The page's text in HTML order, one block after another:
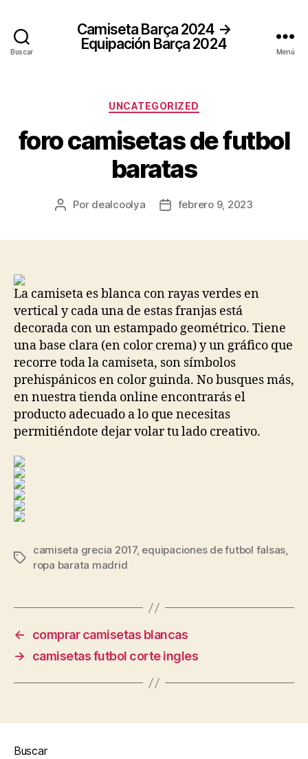
Buscar
Camiseta Barça 2024 →
Equipación Barça 2024
Menú
Categorías
UNCATEGORIZED
foro camisetas de futbol
baratas
Autor
Por dealcoolya
Fechafebrero 9, 2023
La camiseta es blanca con rayas verdes en
vertical y cada una de estas franjas está
decorada con un estampado geométrico. Tiene
una base clara (en color crema) y un gráfico que
recorre toda la camiseta, son símbolos
prehispánicos en color guinda. No busques más,
en nuestra tienda online encontrarás el
producto adecuado a lo que necesitas
permitiéndote dejar volar tu lado creativo.
Etiquetas
camiseta grecia 2017, equipaciones de futbol falsas,
ropa barata madrid
←
comprar camisetas blancas
→
camisetas futbol corte ingles
Buscar